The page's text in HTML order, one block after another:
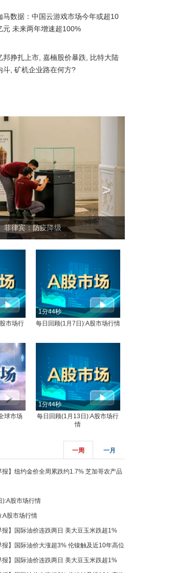
马数据：中国云游戏市场今年或超10
元 未来两年增速超100%
邦挣扎上市, 嘉楠股价暴跌, 比特大陆
斗, 矿机企业路在何方?
菲律宾：防疫降级
>
市场行
1分44秒
每日回顾(1月7日):A股市场行情
球市场
1分44秒
每日回顾(1月13日):A股市场行
情
一周 一月
报】纽约金价全周累跌约1.7% 芝加哥农产品
):A股市场行情
股市场行情
报】国际油价连跌两日 美大豆玉米跌超1%
报】国际油价大涨超3% 伦镍触及近10年高位
报】国际油价连跌两日 美大豆玉米跌超1%